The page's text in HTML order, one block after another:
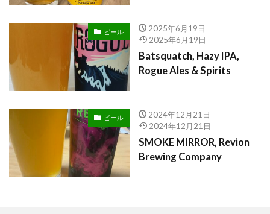
ビール
2025年6月19日
2025年6月19日
Batsquatch, Hazy IPA,
Rogue Ales & Spirits
ビール
2024年12月21日
2024年12月21日
SMOKE MIRROR, Revion
Brewing Company